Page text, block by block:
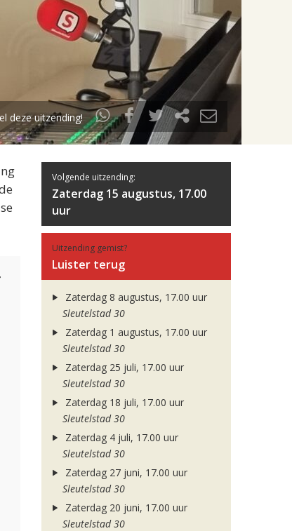
deze uitzending!
Volgende uitzending:
Zaterdag 15 augustus, 17.00
uur
Uitzending gemist?
Luister terug
Zaterdag 8 augustus, 17.00 uur
Sleutelstad 30
Zaterdag 1 augustus, 17.00 uur
Sleutelstad 30
Zaterdag 25 juli, 17.00 uur
Sleutelstad 30
Zaterdag 18 juli, 17.00 uur
Sleutelstad 30
Zaterdag 4 juli, 17.00 uur
Sleutelstad 30
Zaterdag 27 juni, 17.00 uur
Sleutelstad 30
Zaterdag 20 juni, 17.00 uur
Sleutelstad 30